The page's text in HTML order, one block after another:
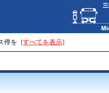
停を [すべてを表示]